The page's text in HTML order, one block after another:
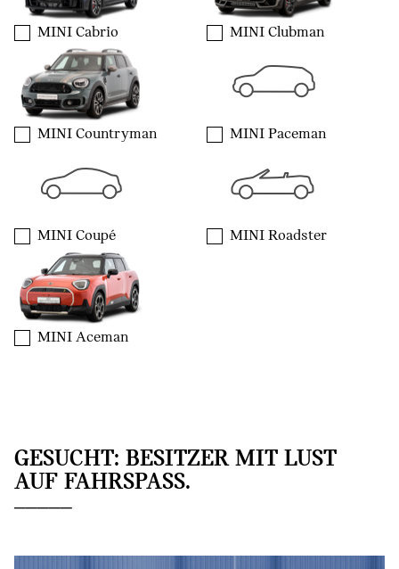
MINI Cabrio MINI Clubman
MINI Countryman MINI Paceman
MINI Coupé MINI Roadster
MINI Aceman
GESUCHT: BESITZER MIT LUST
AUF FAHRSPASS.